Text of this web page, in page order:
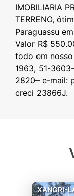
IMOBILIARIA
TERRENO,
Paraguassu
Valor R$
todo em
1963, 51-
2820– e-mail:
XANGRI-